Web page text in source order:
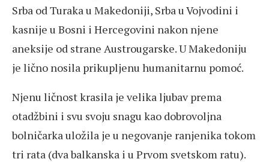
Srba od Turaka u Makedoniji, Srba u Vojvodini i
kasnije u Bosni i Hercegovini nakon njene
aneksije od strane Austrougarske. U Makedoniju
je lično nosila prikupljenu humanitarnu pomoć.
Njenu ličnost krasila je velika ljubav prema
otadžbini i svu svoju snagu kao dobrovoljna
bolničarka uložila je u negovanje ranjenika tokom
tri rata (dva balkanska i u Prvom svetskom ratu).